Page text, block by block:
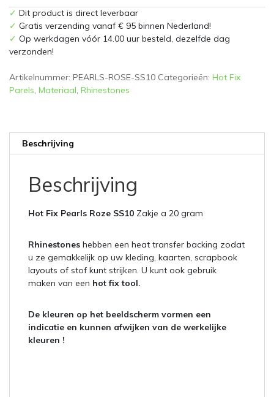
SS10
Zakje
gram
✓ Dit product is direct leverbaar
✓ Gratis verzending vanaf € 95 binnen Nederland!
✓ Op werkdagen vóór 14.00 uur besteld, dezelfde dag
verzonden!
Artikelnummer: PEARLS-ROSE-SS10 Categorieën: Hot Fix
Parels, Materiaal, Rhinestones
Beschrijving
Beschrijving
Hot Fix Pearls Roze SS10 Zakje a 20 gram
Rhinestones hebben een heat transfer backing zodat
u ze gemakkelijk op uw kleding, kaarten, scrapbook
layouts of stof kunt strijken. U kunt ook gebruik
maken van een hot fix tool.
De kleuren op het beeldscherm vormen een
indicatie en kunnen afwijken van de werkelijke
kleuren !